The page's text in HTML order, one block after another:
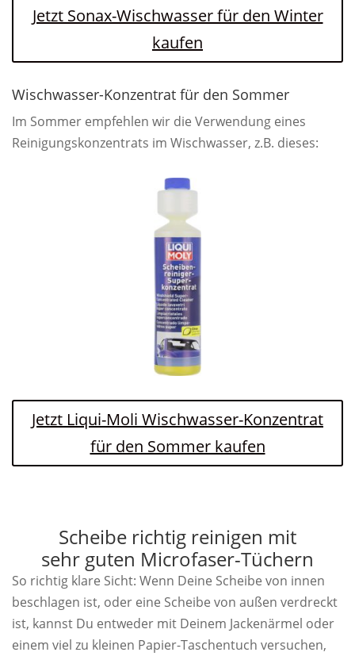
Jetzt Sonax-Wischwasser für den Winter
kaufen
Wischwasser-Konzentrat für den Sommer
Im Sommer empfehlen wir die Verwendung eines
Reinigungskonzentrats im Wischwasser, z.B. dieses:
Jetzt Liqui-Moli Wischwasser-Konzentrat
für den Sommer kaufen
Scheibe richtig reinigen mit
sehr guten Microfaser-Tüchern
So richtig klare Sicht: Wenn Deine Scheibe von innen
beschlagen ist, oder eine Scheibe von außen verdreckt
ist, kannst Du entweder mit Deinem Jackenärmel oder
einem viel zu kleinen Papier-Taschentuch versuchen,